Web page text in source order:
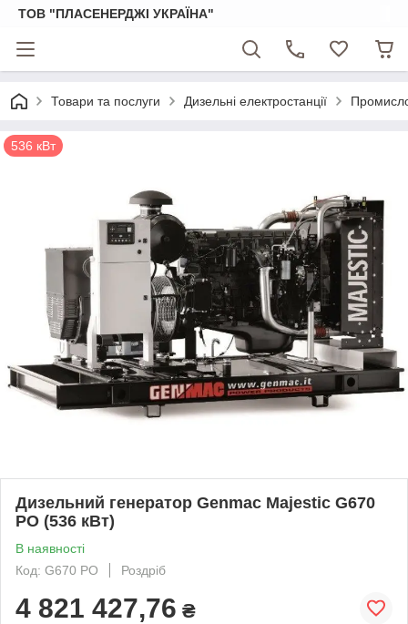
ТОВ "ПЛАСЕНЕРДЖІ УКРАЇНА"
Товари та послуги Дизельні електростанції
536 кВт
Дизельний генератор Genmac Majestic G670
PO (536 кВт)
В наявності
Код: G670 PO
Роздріб
4 821 427,76 ₴